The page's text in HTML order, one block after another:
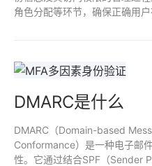
角色分配等环节，确保正确用
DMARC是什么
DMARC（Domain-based
Conformance）是一种电子邮
性。它通过结合SPF（Sender